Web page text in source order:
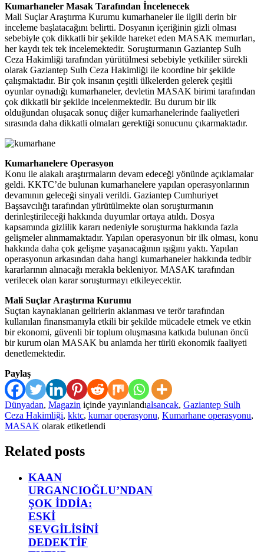
Kumarhaneler Masak Tarafından İncelenecek
Mali Suçlar Araştırma Kurumu kumarhaneler ile ilgili derin bir
inceleme başlatacağını belirtti. Dosyanın içeriğinin gizli olması
sebebiyle çok dikkatli bir şekilde hareket eden MASAK memurları,
her kaydı tek tek incelemektedir. Soruşturmanın Gaziantep Sulh
Ceza Hakimliği tarafından yürütülmesi sebebiyle yetkililer sürekli
olarak Gaziantep Sulh Ceza Hakimliği ile koordine bir şekilde
çalışmaktadır. Bir çok insanın çeşitli ülkelerden gelerek çeşitli
oyunlar oynadığı kumarhaneler, devletin MASAK birimi tarafından
çok dikkatli bir şekilde incelenmektedir. Bu durum bir ilk
olduğundan oluşacak sonuç diğer kumarhanelerinde faaliyetleri
sırasında daha dikkatli olmaları gerektiği sonucunu çıkarmaktadır.
Kumarhanelere Operasyon
Konu ile alakalı araştırmaların devam edeceği yönünde açıklamalar
geldi. KKTC’de bulunan kumarhanelere yapılan operasyonlarının
devamının geleceği sinyali verildi. Gaziantep Cumhuriyet
Başsavcılığı tarafından yürütülmekte olan soruşturmanın
derinleştirileceği hakkında duyumlar ortaya atıldı. Dosya
kapsamında gizlilik kararı nedeniyle soruşturma hakkında fazla
gelişmeler alınmamaktadır. Yapılan operasyonun bir ilk olması, konu
hakkında daha çok gelişme yaşanacağının ışığını yaktı. Yapılan
operasyonun arkasından daha hangi kumarhaneler hakkında tedbir
kararlarının alınacağı merakla bekleniyor. MASAK tarafından
verilecek olan karar soruşturmayı etkileyecektir.
Mali Suçlar Araştırma Kurumu
Suçtan kaynaklanan gelirlerin aklanması ve terör tarafından
kullanılan finansmanıyla etkili bir şekilde mücadele etmek ve etkin
bir ekonomi, güvenli bir toplum oluşmasına katkıda bulunan öncü
bir kurum olan MASAK bu anlamda her türlü ekonomik faaliyeti
denetlemektedir.
Paylaş
Dünyadan, Magazin içinde yayınlandıalsancak, Gaziantep Sulh
Ceza Hakimliği, kktc, kumar operasyonu, Kumarhane operasyonu,
MASAK olarak etiketlendi
Related posts
KAAN
URGANCIOĞLU’NDAN
ŞOK İDDİA:
ESKİ
SEVGİLİSİNİ
DEDEKTİF